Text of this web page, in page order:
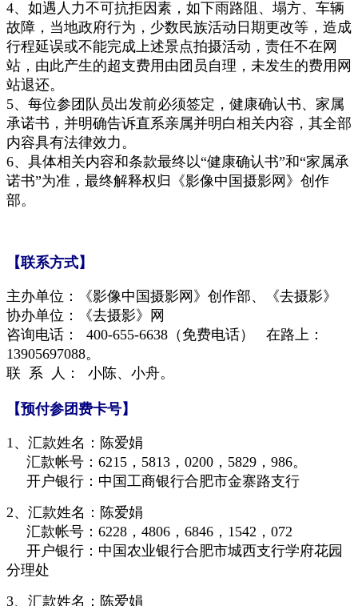
4、如遇人力不可抗拒因素，如下雨路阻、塌方、车辆
故障，当地政府行为，少数民族活动日期更改等，造成
行程延误或不能完成上述景点拍摄活动，责任不在网
站，由此产生的超支费用由团员自理 ，未发生的费用网
站退还。
5、 每位参团队员出发前必须签定 ，健康确认书、家属
承诺书，并明确告诉直系亲属并明白相关内容，其全部
内容具有法律效力。
6、 具体相关内容和条款最终以“健康确认书”和“家属承
诺书”为准 ， 最终解释权归《影像中国摄影网》创作
部。
【联系方式】
主办单位：《影像中国摄影网》创作部、
《去摄影》
协办单位：
《去摄影》
网
咨询电话： 400-655-6638 （免费电话） 在路上：
13905697088。
联 系 人： 小陈、小舟。
【预付参团费卡号】
1、汇款姓名：陈爱娟
汇款帐号：6215，5813，0200，5829，986。
开户银行：中国工商银行合肥市金寨路支行
2、汇款姓名：陈爱娟
汇款帐号：6228，4806，6846，1542，072
开户银行：中国农业银行合肥市城西支行学府花园
分理处
3、汇款姓名：陈爱娟